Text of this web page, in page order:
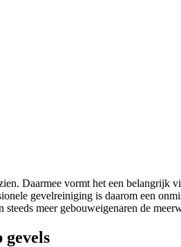
Daarmee vormt het een
gevelreiniging is daarom een
meer gebouweigenaren de